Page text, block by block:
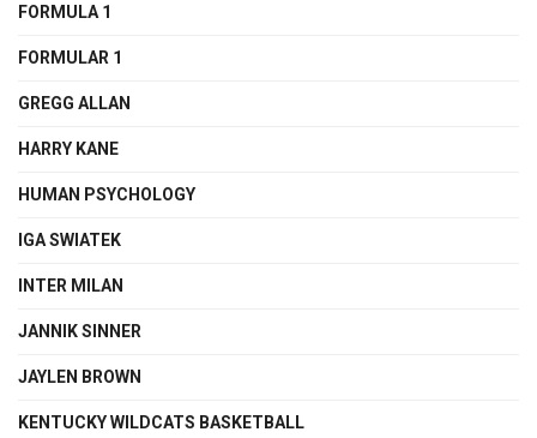
FORMULA 1
FORMULAR 1
GREGG ALLAN
HARRY KANE
HUMAN PSYCHOLOGY
IGA SWIATEK
INTER MILAN
JANNIK SINNER
JAYLEN BROWN
KENTUCKY WILDCATS BASKETBALL